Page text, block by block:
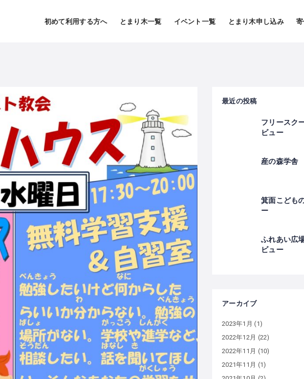
初めて利用する方へ とまり木一覧 イベント一覧 とまり木申し込み
最近の投稿
フリースク
ビュー
産の森学舎
箕面こども
ー
ふれあい広
ビュー
アーカイブ
2023年1月 (1)
2022年12月 (22)
2022年11月 (10)
2021年11月 (1)